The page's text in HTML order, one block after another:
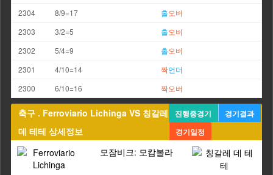
2304 8/9=17 홀오버
2303
3/2=5 홀오버
2302
5/4=9 홀오버
2301
4/10=14 짝언더
2300
6/10=16 짝오버
축구 . Ferroviario Lichinga VS 칭갈레
데 테테 상세정보
진행중경기
경기결과
경기일정
모잠비크: 모캄볼라